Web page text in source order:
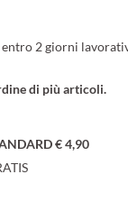
entro 2 giorni
di più articoli.
€ 4,90